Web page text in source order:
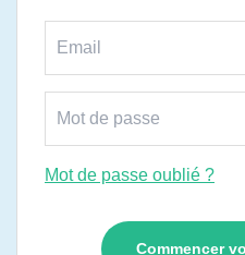
Mot de passe oublié ?